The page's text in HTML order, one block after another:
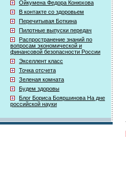
Ойкумена Федора Конюхова
В контакте со здоровьем
Перечитывая Боткина
Пилотные выпуски передач
Распространение знаний по
вопросам экономической и
финансовой безопасности России
Экселлент класс
Точка отсчета
Зеленая комната
Будем здоровы
Блог Бориса Бояршинова На дне
российской науки